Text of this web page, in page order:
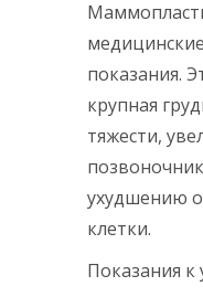
показания.
крупная
тяжести,
ухудшению
клетки.
Показания